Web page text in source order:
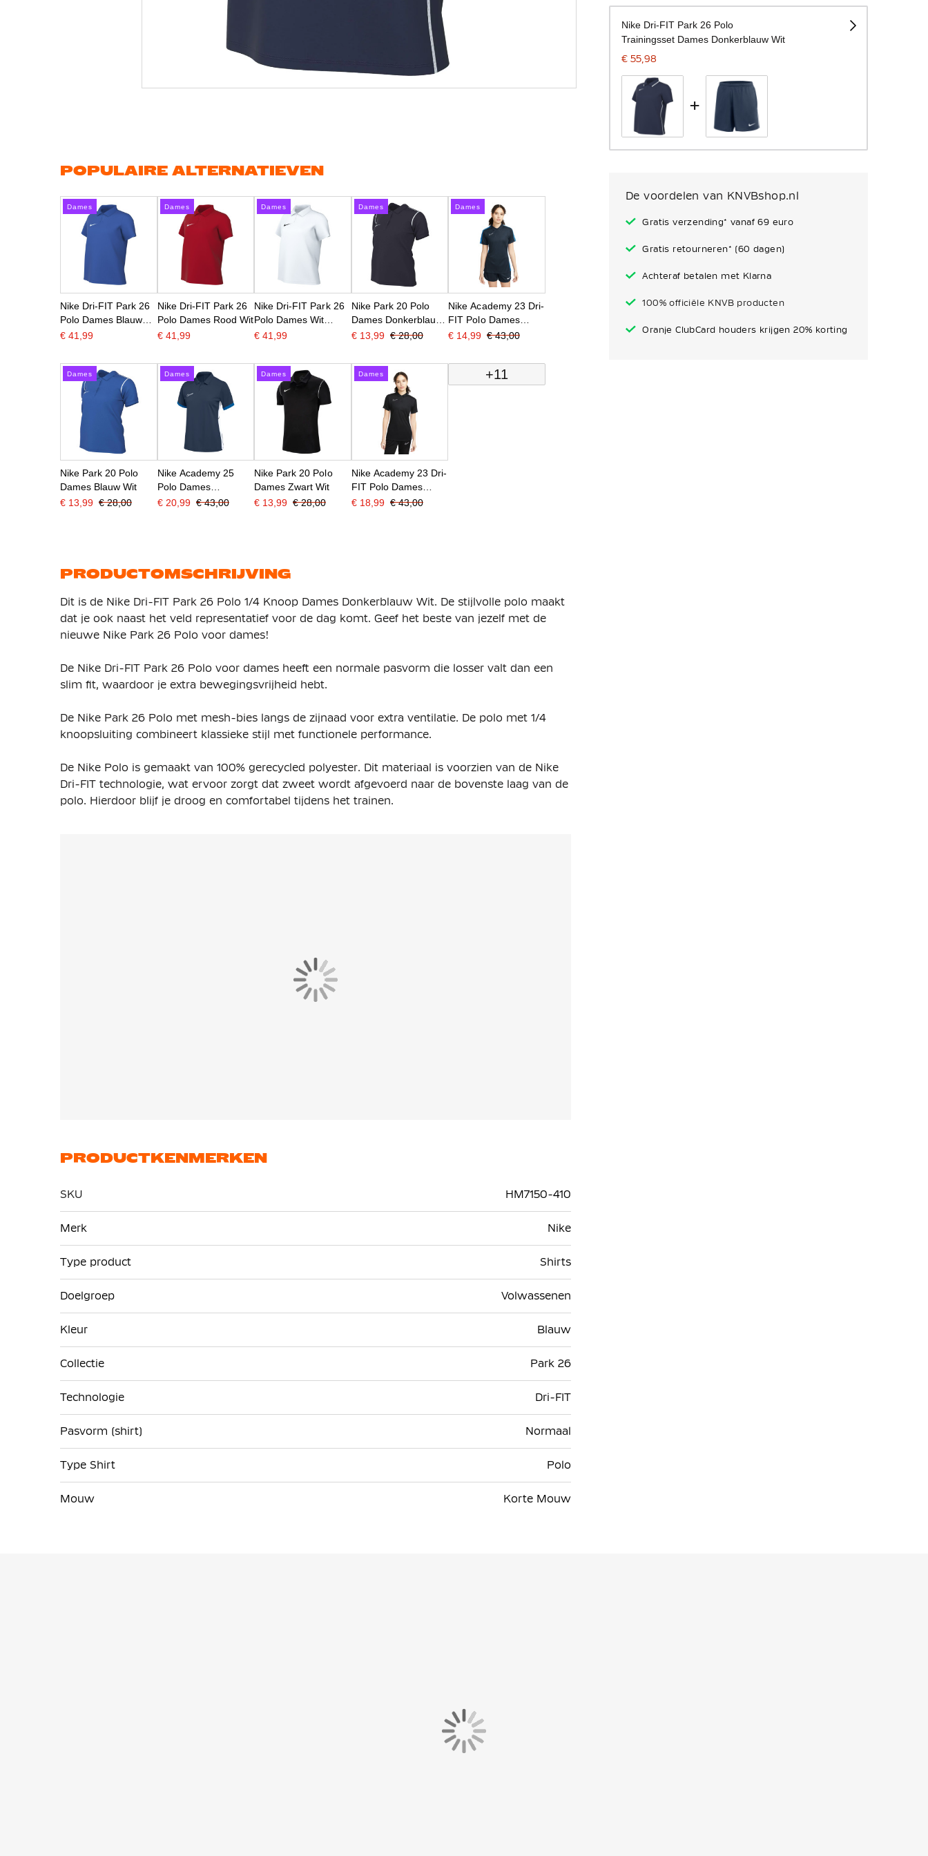
gallerij
Nike Dri-FIT Park 26 Polo
Trainingsset Dames Donkerblauw Wit
€ 55,98
+
De voordelen van KNVBshop.nl
Gratis verzending* vanaf 69 euro
Gratis retourneren* (60 dagen)
Achteraf betalen met Klarna
100% officiële KNVB producten
Oranje ClubCard houders krijgen 20% korting
POPULAIRE ALTERNATIEVEN
Dames
Nike Dri-FIT Park 26
Polo Dames Blauw
Wit
€ 41,99
Dames
Nike Dri-FIT Park 26
Polo Dames Rood Wit
€ 41,99
Dames
Nike Dri-FIT Park 26
Polo Dames Wit
Zwart
€ 41,99
Dames
Nike Park 20 Polo
Dames Donkerblauw
Wit
€ 13,99 € 28,00
Dames
Nike Academy 23 Dri-
FIT Polo Dames
Donkerblauw Blauw
€ 14,99 € 43,00
Dames
Nike Park 20 Polo
Dames Blauw Wit
€ 13,99 € 28,00
Dames
Nike Academy 25
Polo Dames
Donkerblauw Blauw
€ 20,99 € 43,00
Dames
Nike Park 20 Polo
Dames Zwart Wit
€ 13,99 € 28,00
Dames
Nike Academy 23 Dri-
FIT Polo Dames
Zwart Wit
€ 18,99 € 43,00
+11
PRODUCTOMSCHRIJVING
Dit is de Nike Dri-FIT Park 26 Polo 1/4 Knoop Dames Donkerblauw Wit. De stijlvolle polo maakt
dat je ook naast het veld representatief voor de dag komt. Geef het beste van jezelf met de
nieuwe Nike Park 26 Polo voor dames!
De Nike Dri-FIT Park 26 Polo voor dames heeft een normale pasvorm die losser valt dan een
slim fit, waardoor je extra bewegingsvrijheid hebt.
De Nike Park 26 Polo met mesh-bies langs de zijnaad voor extra ventilatie. De polo met 1/4
knoopsluiting combineert klassieke stijl met functionele performance.
De Nike Polo is gemaakt van 100% gerecycled polyester. Dit materiaal is voorzien van de Nike
Dri-FIT technologie, wat ervoor zorgt dat zweet wordt afgevoerd naar de bovenste laag van de
polo. Hierdoor blijf je droog en comfortabel tijdens het trainen.
PRODUCTKENMERKEN
SKU
HM7150-410
informatie
Merk Nike
Type product Shirts
Doelgroep Volwassenen
Kleur Blauw
Collectie Park 26
Technologie Dri-FIT
Pasvorm (shirt) Normaal
Type Shirt Polo
Mouw Korte Mouw